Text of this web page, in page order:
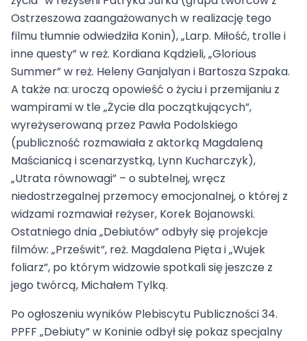
Ostrzeszowa zaangażowanych w realizację tego
filmu tłumnie odwiedziła Konin), „Larp. Miłość, trolle i
inne questy” w reż. Kordiana Kądzieli, „Glorious
Summer” w reż. Heleny Ganjalyan i Bartosza Szpaka.
A także na: uroczą opowieść o życiu i przemijaniu z
wampirami w tle „Życie dla początkujących”,
wyreżyserowaną przez Pawła Podolskiego
(publiczność rozmawiała z aktorką Magdaleną
Maścianicą i scenarzystką, Lynn Kucharczyk),
„Utrata równowagi” – o subtelnej, wręcz
niedostrzegalnej przemocy emocjonalnej, o której z
widzami rozmawiał reżyser, Korek Bojanowski.
Ostatniego dnia „Debiutów” odbyły się projekcje
filmów: „Prześwit”, reż. Magdalena Pięta i „Wujek
foliarz”, po którym widzowie spotkali się jeszcze z
jego twórcą, Michałem Tylką.
Po ogłoszeniu wyników Plebiscytu Publiczności 34.
PPFF „Debiuty” w Koninie odbył się pokaz specjalny